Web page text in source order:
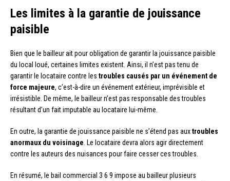
Les limites à la garantie de jouissance
paisible
Bien que le bailleur ait pour obligation de garantir la jouissance paisible
du local loué, certaines limites existent. Ainsi, il n’est pas tenu de
garantir le locataire contre les troubles causés par un événement de
force majeure, c’est-à-dire un événement extérieur, imprévisible et
irrésistible. De même, le bailleur n’est pas responsable des troubles
résultant d’un fait imputable au locataire lui-même.
En outre, la garantie de jouissance paisible ne s’étend pas auxtroubles
anormaux du voisinage. Le locataire devra alors agir directement
contre les auteurs des nuisances pour faire cesser ces troubles.
En résumé, le bail commercial 3 6 9 impose au bailleur plusieurs